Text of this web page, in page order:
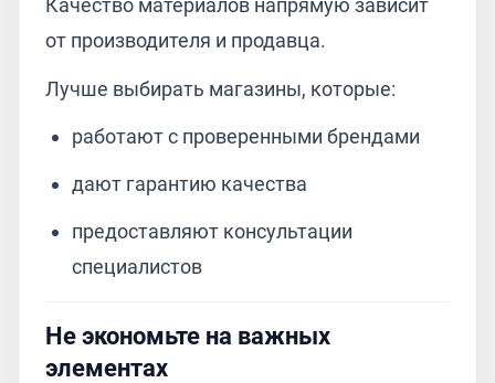
Качество материалов напрямую зависит
от производителя и продавца.
Лучше выбирать магазины, которые:
работают с проверенными брендами
дают гарантию качества
предоставляют консультации
специалистов
Не экономьте на важных
элементах